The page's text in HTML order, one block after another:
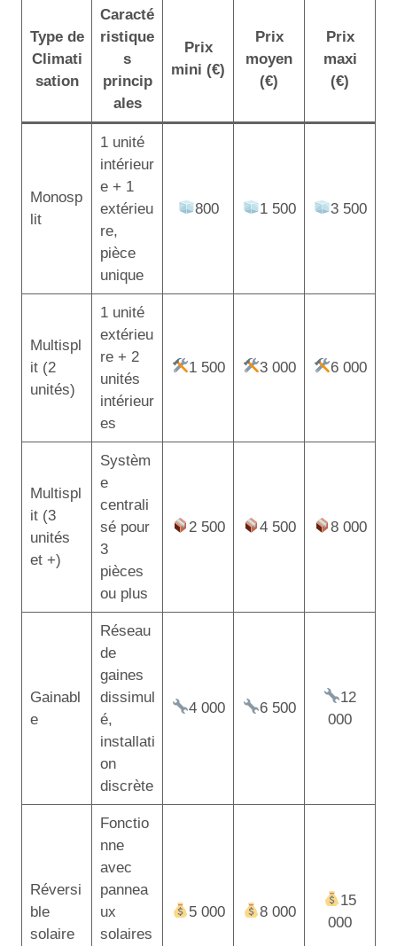
Type de
Climati
sation
Caracté
ristique
s
princip
ales
Prix
mini (€)
Prix
moyen
(€)
Prix
maxi
(€)
Monosp
lit
1 unité
intérieur
e + 1
extérieu
re,
pièce
unique
800 1 500 3 500
Multispl
it (2
unités)
1 unité
extérieu
re + 2
unités
intérieur
es
1 500 3 000 6 000
Multispl
it (3
unités
et +)
Systèm
e
centrali
sé pour
3
pièces
ou plus
2 500 4 500 8 000
Gainabl
e
Réseau
de
gaines
dissimul
é,
installati
on
discrète
4 000 6 500
12
000
Réversi
ble
solaire
Fonctio
nne
avec
pannea
ux
solaires
5 000 8 000
15
000